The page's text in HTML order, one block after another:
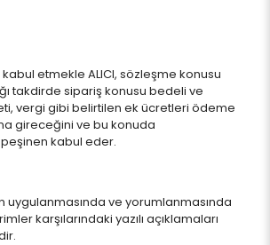
etmekle ALICI, sözleşme konusu
takdirde sipariş konusu bedeli ve
vergi gibi belirtilen ek ücretleri ödeme
gireceğini ve bu konuda
kabul eder.
uygulanmasında ve yorumlanmasında
karşılarındaki yazılı açıklamaları